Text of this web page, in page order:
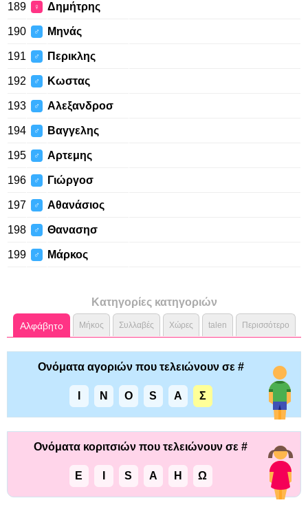
189 ♀ Δημήτρης
190 ♂ Μηνάς
191 ♂ Περικλης
192 ♂ Κωστας
193 ♂ Αλεξανδροσ
194 ♂ Βαγγελης
195 ♂ Αρτεμης
196 ♂ Γιώργοσ
197 ♂ Αθανάσιος
198 ♂ Θανασησ
199 ♂ Μάρκος
Κατηγορίες κατηγοριών
Αλφάβητο Μήκος Συλλαβές Χώρες talen Περισσότερο
Ονόματα αγοριών που τελειώνουν σε #
N O S Α Σ
Ονόματα κοριτσιών που τελειώνουν σε #
E S Α Η Ω